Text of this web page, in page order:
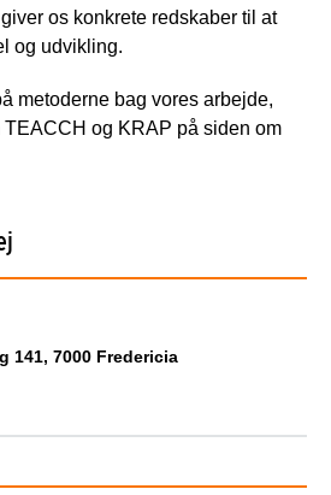
os konkrete redskaber til at
og udvikling.
metoderne bag vores arbejde,
og KRAP på siden om
141, 7000 Fredericia